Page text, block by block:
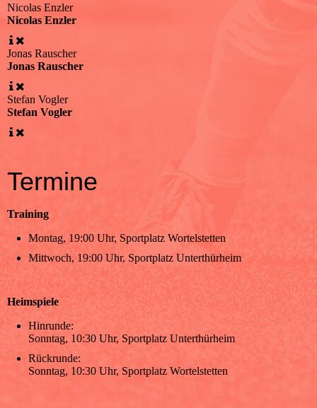
Nicolas Enzler
Nicolas Enzler
Jonas Rauscher
Jonas Rauscher
Stefan Vogler
Stefan Vogler
Termine
Training
Montag, 19:00 Uhr, Sportplatz Wortelstetten
Mittwoch, 19:00 Uhr, Sportplatz Unterthürheim
Heimspiele
Hinrunde:
Sonntag, 10:30 Uhr, Sportplatz Unterthürheim
Rückrunde:
Sonntag, 10:30 Uhr, Sportplatz Wortelstetten